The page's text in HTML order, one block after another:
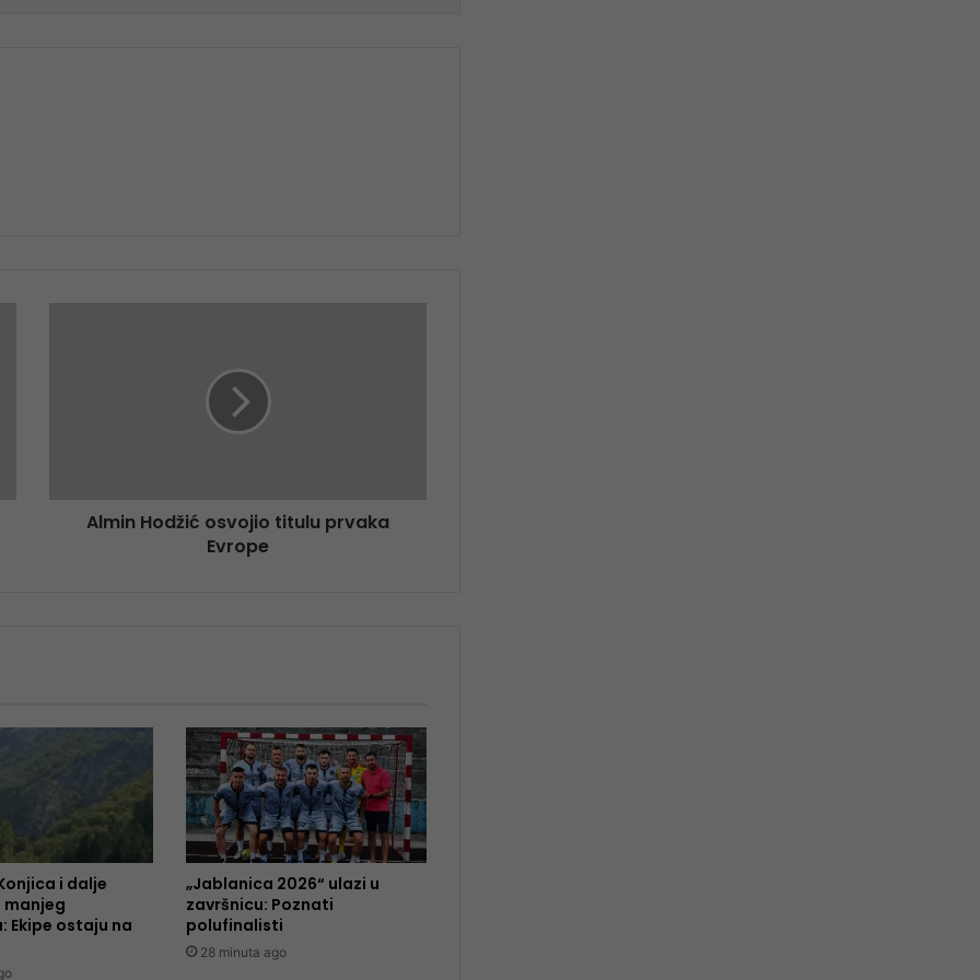
Almin Hodžić osvojio titulu prvaka
Evrope
i dalje
Ekipe ostaju na
„Jablanica 2026“ ulazi u
završnicu: Poznati
polufinalisti
28 minuta ago